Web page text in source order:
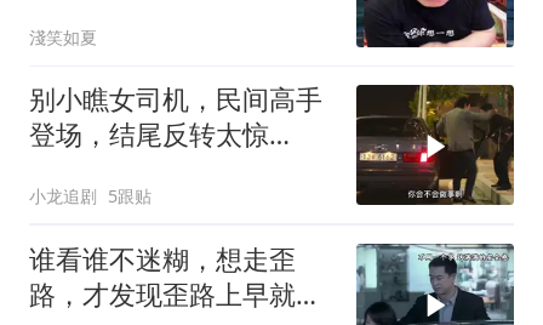
淺笑如夏
别小瞧女司机，民间高手
登场，结尾反转太惊
小龙追剧 5跟贴
谁看谁不迷糊，想走歪
路，才发现歪路上早就挤